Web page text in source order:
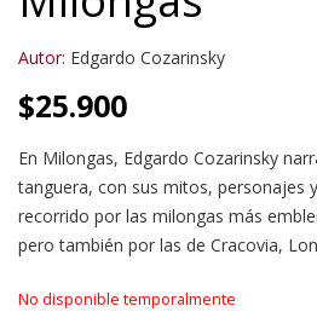
Autor: Edgardo Cozarinsky
$25.900
En Milongas, Edgardo Cozarinsky
tanguera, con sus mitos, personajes
recorrido por las milongas más
pero también por las de Cracovia,
No disponible temporalmente